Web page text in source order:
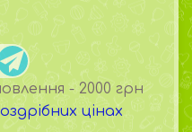
- 2000 грн
цінах